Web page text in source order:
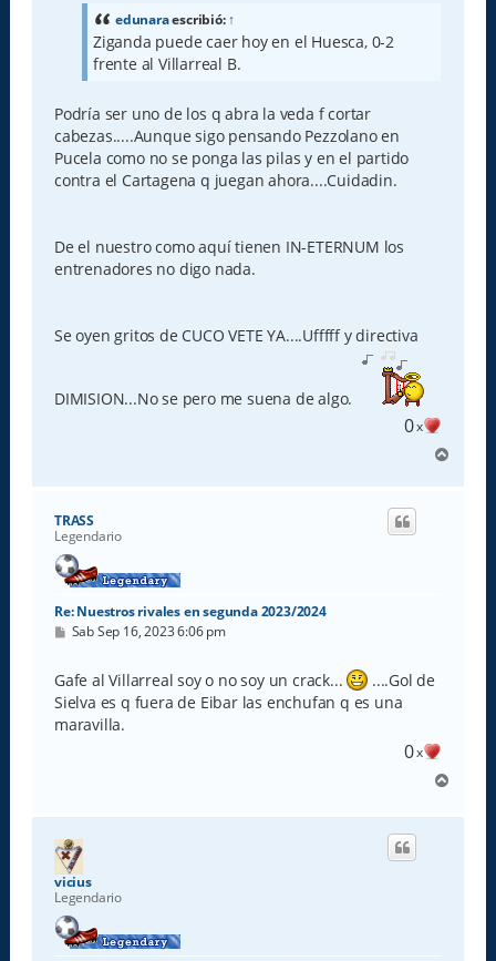
edunaraescribió:↑
Ziganda puede caer hoy en el Huesca, 0-2
frente al Villarreal B.
Podría ser uno de los q abra la veda f cortar
cabezas.....Aunque sigo pensando Pezzolano en
Pucela como no se ponga las pilas y en el partido
contra el Cartagena q juegan ahora....Cuidadin.
De el nuestro como aquí tienen IN-ETERNUM los
entrenadores no digo nada.
Se oyen gritos de CUCO VETE YA....Ufffff y directiva
DIMISION...No se pero me suena de algo.
0x
r
TRASS
Legendario
Re: Nuestros rivales en segunda 2023/2024
M
s
a
j
e
Sab Sep 16, 2023 6:06 pm
Gafe al Villarreal soy o no soy un crack...
....Gol de
Sielva es q fuera de Eibar las enchufan q es una
maravilla.
0x
r
vicius
Legendario